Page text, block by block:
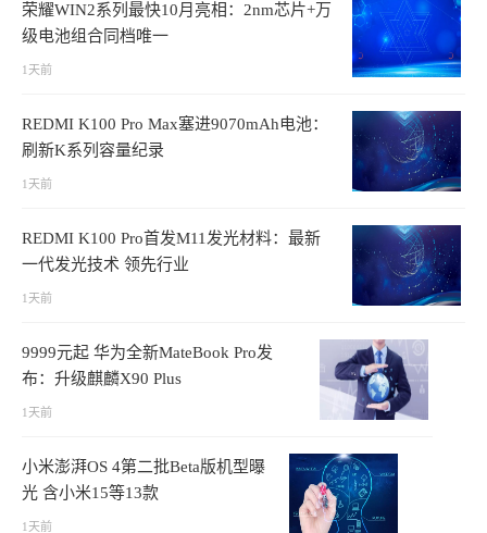
荣耀WIN2系列最快10月亮相：2nm芯片+万
级电池组合同档唯一
1天前
REDMI K100 Pro Max塞进9070mAh电池：
刷新K系列容量纪录
1天前
REDMI K100 Pro首发M11发光材料：最新
一代发光技术 领先行业
1天前
9999元起 华为全新MateBook Pro发
布：升级麒麟X90 Plus
1天前
小米澎湃OS 4第二批Beta版机型曝
光 含小米15等13款
1天前